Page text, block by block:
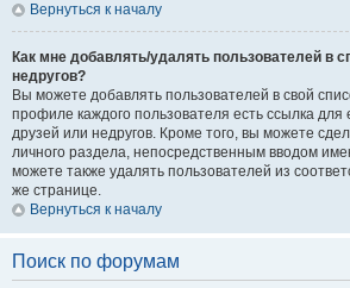
Вернуться к началу
Как мне добавлять/удалять пользователей в
недругов?
Вы можете добавлять пользователей в свой
профиле каждого пользователя есть ссылка для
друзей или недругов. Кроме того, вы можете
личного раздела, непосредственным вводом
можете также удалять пользователей из
же странице.
Вернуться к началу
Поиск по форумам